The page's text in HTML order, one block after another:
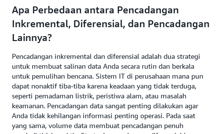
Apa Perbedaan antara Pencadangan
Inkremental, Diferensial, dan Pencadangan
Lainnya?
Pencadangan inkremental dan diferensial adalah dua strategi
untuk membuat salinan data Anda secara rutin dan berkala
untuk pemulihan bencana. Sistem IT di perusahaan mana pun
dapat nonaktif tiba-tiba karena keadaan yang tidak terduga,
seperti pemadaman listrik, peristiwa alam, atau masalah
keamanan. Pencadangan data sangat penting dilakukan agar
Anda tidak kehilangan informasi penting operasi. Pada saat
yang sama, volume data membuat pencadangan penuh